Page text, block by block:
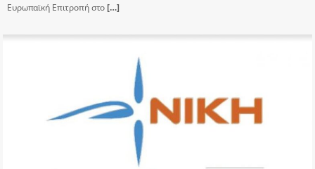
Ευρωπαϊκή Επιτροπή στο[…]